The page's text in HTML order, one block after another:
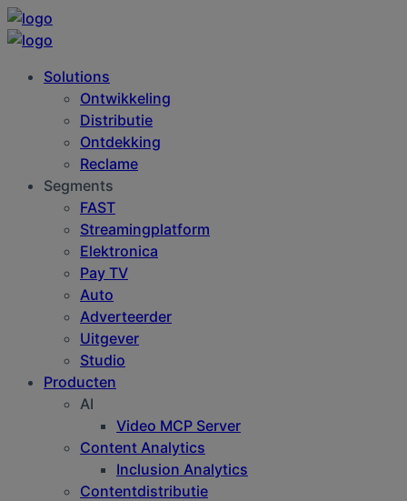
Solutions
Ontwikkeling
Distributie
Ontdekking
Reclame
Segments
FAST
Streamingplatform
Elektronica
Pay TV
Auto
Adverteerder
Uitgever
Studio
Producten
AI
Video MCP Server
Content Analytics
Inclusion Analytics
Contentdistributie